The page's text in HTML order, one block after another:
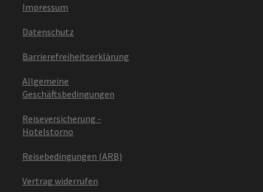
Impressum
Datenschutz
Barrierefreiheitserklärung
Allgemeine
Geschäftsbedingungen
Reiseversicherung -
Hotelstorno
Reisebedingungen (ARB)
Vertrag widerrufen